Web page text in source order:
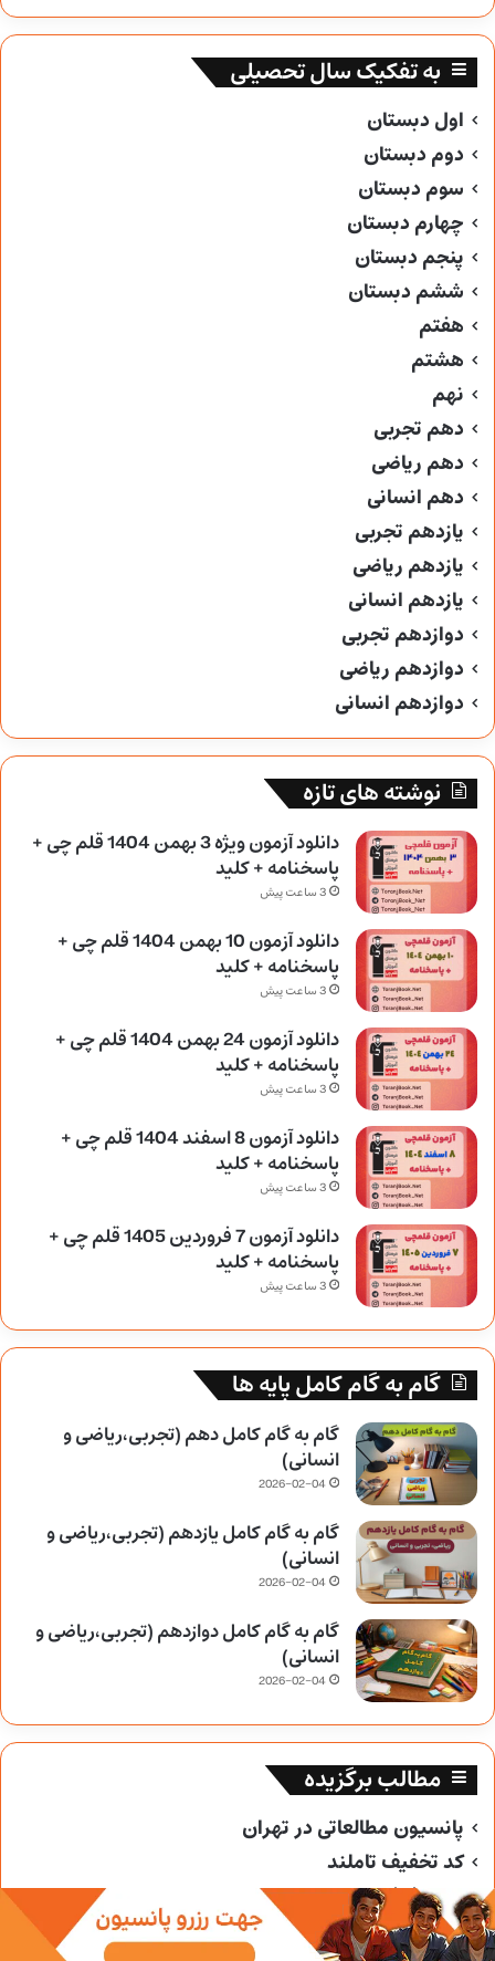
به تفکیک سال تحصیلی
اول دبستان
دوم دبستان
سوم دبستان
چهارم دبستان
پنجم دبستان
ششم دبستان
هفتم
هشتم
نهم
دهم تجربی
دهم ریاضی
دهم انسانی
یازدهم تجربی
یازدهم ریاضی
یازدهم انسانی
دوازدهم تجربی
دوازدهم ریاضی
دوازدهم انسانی
نوشته های تازه
دانلود آزمون ویژه 3 بهمن 1404 قلم چی +
پاسخنامه + کلید
3 ساعت پیش
دانلود آزمون 10 بهمن 1404 قلم چی +
پاسخنامه + کلید
3 ساعت پیش
دانلود آزمون 24 بهمن 1404 قلم چی +
پاسخنامه + کلید
3 ساعت پیش
دانلود آزمون 8 اسفند 1404 قلم چی +
پاسخنامه + کلید
3 ساعت پیش
دانلود آزمون 7 فروردین 1405 قلم چی +
پاسخنامه + کلید
3 ساعت پیش
گام به گام کامل پایه ها
گام به گام کامل دهم (تجربی،ریاضی و
انسانی)
2026-02-04
گام به گام کامل یازدهم (تجربی،ریاضی و
انسانی)
2026-02-04
گام به گام کامل دوازدهم (تجربی،ریاضی و
انسانی)
2026-02-04
مطالب برگزیده
پانسیون مطالعاتی در تهران
کد تخفیف تاملند
کد تخفیف خیلی سبز